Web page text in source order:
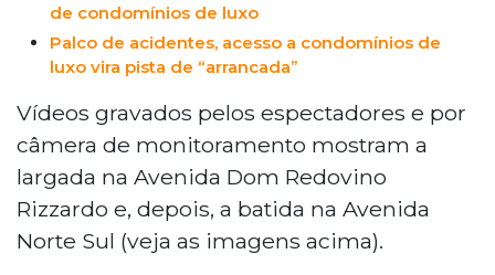
de condomínios de luxo
Palco de acidentes, acesso a condomínios de
luxo vira pista de “arrancada”
Vídeos gravados pelos espectadores e por
câmera de monitoramento mostram a
largada na Avenida Dom Redovino
Rizzardo e, depois, a batida na Avenida
Norte Sul (veja as imagens acima).